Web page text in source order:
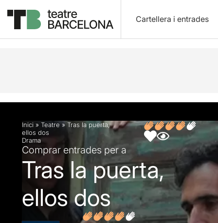
Cartellera i entrades
Descripció Fitxa artística Opinions
Inici » Teatre »Tras la puerta,
ellos dos
Drama
Comprar entrades per a
Tras la puerta,
ellos dos